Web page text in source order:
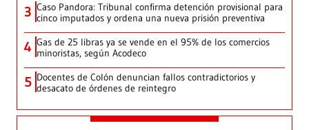
3 Caso Pandora: Tribunal confirma detención provisional para
cinco imputados y ordena una nueva prisión preventiva
4 Gas de 25 libras ya se vende en el 95% de los comercios
minoristas, según Acodeco
5 Docentes de Colón denuncian fallos contradictorios y
desacato de órdenes de reintegro